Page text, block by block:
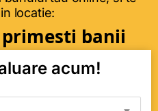
locatie:
banii
acum!